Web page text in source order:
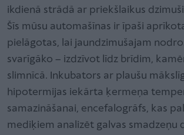
ikdienā strādā ar priekšlaikus
Šīs mūsu automašīnas ir īpaši
pielāgotas, lai jaundzimušajam
svarīgāko – izdzīvot līdz brīdim,
slimnīcā. Inkubators ar plaušu
hipotermijas iekārta ķermeņa
samazināšanai, encefalogrāfs, kas
mediķiem analizēt galvas smadzeņu